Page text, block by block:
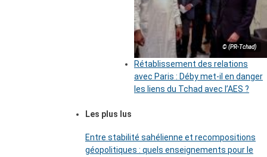
© (PR-Tchad)
Rétablissement des relations
avec Paris : Déby met-il en danger
les liens du Tchad avec l’AES ?
Les plus lus
Entre stabilité sahélienne et recompositions
géopolitiques : quels enseignements pour le